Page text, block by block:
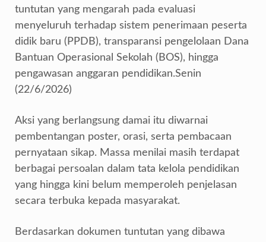
tuntutan yang mengarah pada evaluasi
menyeluruh terhadap sistem penerimaan peserta
didik baru (PPDB), transparansi pengelolaan Dana
Bantuan Operasional Sekolah (BOS), hingga
pengawasan anggaran pendidikan.Senin
(22/6/2026)
Aksi yang berlangsung damai itu diwarnai
pembentangan poster, orasi, serta pembacaan
pernyataan sikap. Massa menilai masih terdapat
berbagai persoalan dalam tata kelola pendidikan
yang hingga kini belum memperoleh penjelasan
secara terbuka kepada masyarakat.
Berdasarkan dokumen tuntutan yang dibawa